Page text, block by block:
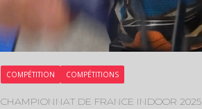
COMPÉTITION COMPÉTITIONS
CHAMPIONNAT DE FRANCE INDOOR 2025